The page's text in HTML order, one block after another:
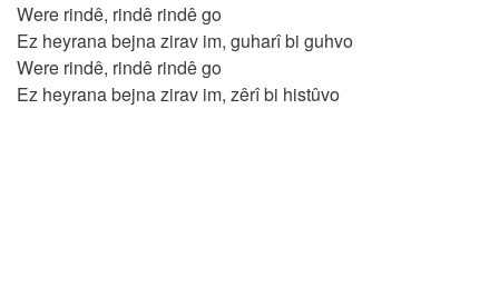
Were rindê, rindê rindê go
Ez heyrana bejna zirav im, guharî bi guhvo
Were rindê, rindê rindê go
Ez heyrana bejna zirav im, zêrî bi histûvo